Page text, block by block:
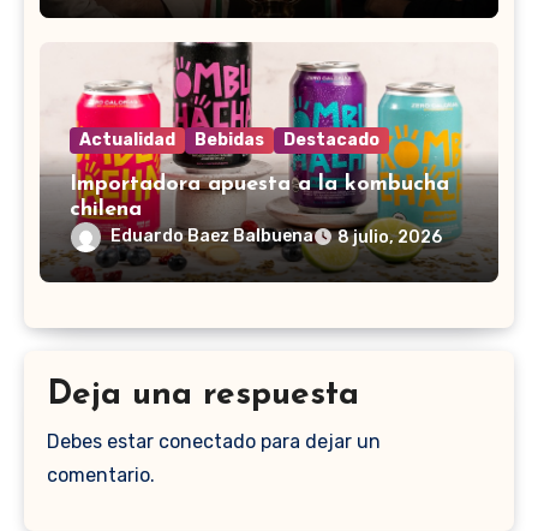
Actualidad Bebidas Destacado
Importadora apuesta a la kombucha
chilena
Eduardo Baez Balbuena 8 julio, 2026
Deja una respuesta
Debes estar conectado para dejar un
comentario.